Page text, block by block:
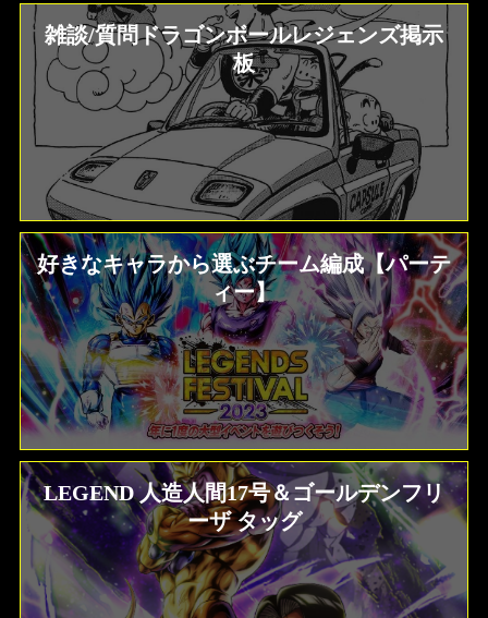
雑談/質問ドラゴンボールレジェンズ掲示
板
好きなキャラから選ぶチーム編成【パーテ
ィー】
LEGEND 人造人間17号＆ゴールデンフリ
ーザ タッグ